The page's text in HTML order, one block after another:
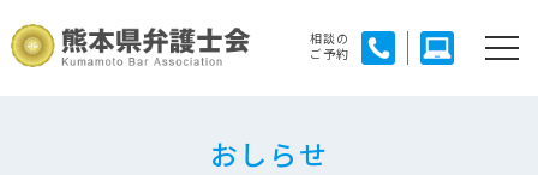
相談の
ご予約
おしらせ